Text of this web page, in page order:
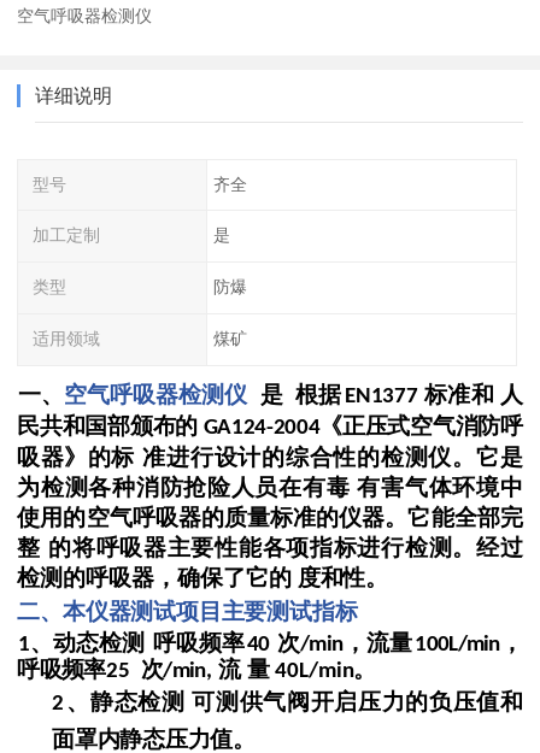
空气呼吸器检测仪
详细说明
型号 齐全
加工定制 是
类型 防爆
适用领域 煤矿
一、 空气呼吸器检测仪 是 根据 EN1377 标准和 人
民共和国部颁布的 GA124-2004《正压式空气消防呼
吸器》的标 准进行设计的综合性的检测仪。它是
为检测各种消防抢险人员在有毒 有害气体环境中
使用的空气呼吸器的质量标准的仪器。它能全部完
整 的将呼吸器主要性能各项指标进行检测。经过
检测的呼吸器，确保了它的 度和性。
二、本仪器测试项目主要测试指标
1、动态检测 呼吸频率40 次/min，流量100L/min，
呼吸频率25 次/min,流 量 40L/min。
2 、静态检测 可测供气阀开启压力的负压值和
面罩内静态压力值。